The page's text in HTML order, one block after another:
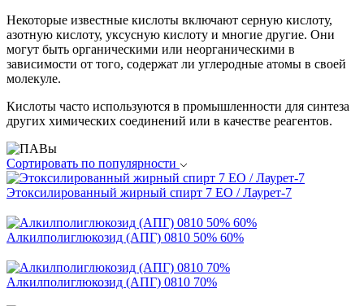
Некоторые известные кислоты включают серную кислоту,
азотную кислоту, уксусную кислоту и многие другие. Они
могут быть органическими или неорганическими в
зависимости от того, содержат ли углеродные атомы в своей
молекуле.
Кислоты часто используются в промышленности для синтеза
других химических соединений или в качестве реагентов.
Сортировать по популярности
Этоксилированный жирный спирт 7 EO / Лаурет-7
Алкилполиглюкозид (АПГ) 0810 50% 60%
Алкилполиглюкозид (АПГ) 0810 70%